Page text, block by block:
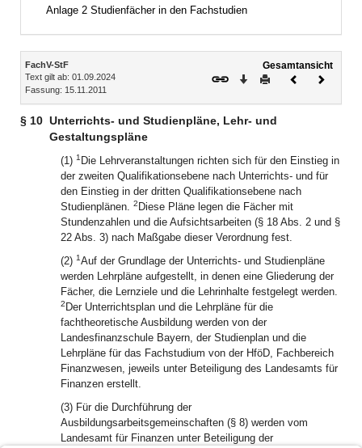
Anlage 2 Studienfächer in den Fachstudien
Inhalt
FachV-StF
Text gilt ab: 01.09.2024
Fassung: 15.11.2011
Gesamtansicht
Download
DruckenVorheriges
§ 10 Unterrichts- und Studienpläne, Lehr- und
Gestaltungspläne
(1) 1 Die Lehrveranstaltungen richten sich für den Einstieg in
der zweiten Qualifikationsebene nach Unterrichts- und für
den Einstieg in der dritten Qualifikationsebene nach
Studienplänen. 2 Diese Pläne legen die Fächer mit
Stundenzahlen und die Aufsichtsarbeiten (§ 18 Abs. 2 und §
22 Abs. 3) nach Maßgabe dieser Verordnung fest.
(2) 1Auf der Grundlage der Unterrichts- und Studienpläne
werden Lehrpläne aufgestellt, in denen eine Gliederung der
Fächer, die Lernziele und die Lehrinhalte festgelegt werden.
2 Der Unterrichtsplan und die Lehrpläne für die
fachtheoretische Ausbildung werden von der
Landesfinanzschule Bayern, der Studienplan und die
Lehrpläne für das Fachstudium von der HföD, Fachbereich
Finanzwesen, jeweils unter Beteiligung des Landesamts für
Finanzen erstellt.
(3) Für die Durchführung der
Ausbildungsarbeitsgemeinschaften (§ 8) werden vom
Landesamt für Finanzen unter Beteiligung der